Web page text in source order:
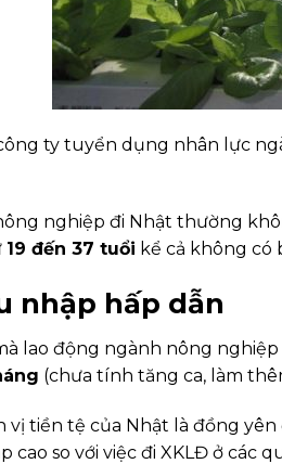
ty tuyển dụng nhân lực
nghiệp đi Nhật thường
19 đến 37 tuổi kể cả không có
nhập hấp dẫn
lao động ngành nông
(chưa tính tăng ca, làm
vị tiền tệ của Nhật là đồng
cao so với việc đi XKLĐ ở các